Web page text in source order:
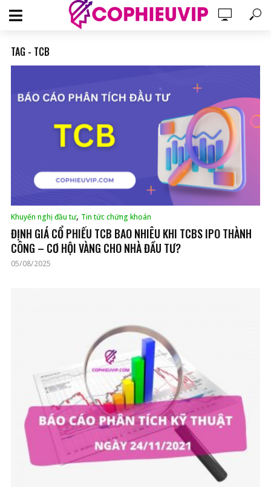
TAG - TCB
Khuyến nghị đầu tư, Tin tức chứng khoán
ĐỊNH GIÁ CỔ PHIẾU TCB BAO NHIÊU KHI TCBS IPO THÀNH
CÔNG – CƠ HỘI VÀNG CHO NHÀ ĐẦU TƯ?
05/08/2025